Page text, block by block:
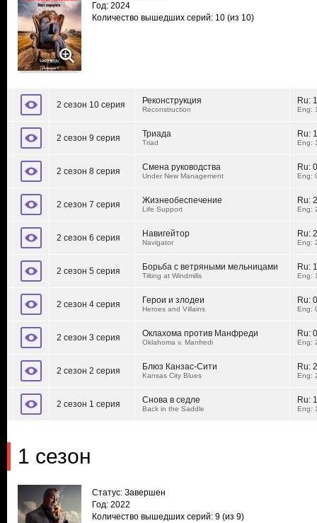
Год: 2024
Количество вышедших серий: 10 (из 10)
2 сезон 10 серия Реконструкция
Reconstruction
Ru:
Eng:
2 сезон 9 серия Триада
Triad
Ru:
Eng:
2 сезон 8 серия Смена руководства
Under New Management
Ru:
Eng:
2 сезон 7 серия Жизнеобеспечение
Life Support
Ru:
Eng:
2 сезон 6 серия Навигейтор
Navigator
Ru:
Eng:
2 сезон 5 серия Борьба с ветряными мельницами
Tilting at Windmills
Ru:
Eng:
2 сезон 4 серия Герои и злодеи
Heroes and Villains
Ru:
Eng:
2 сезон 3 серия Оклахома против Манфреди
Oklahoma v. Manfredi
Ru:
Eng:
2 сезон 2 серия Блюз Канзас-Cити
Kansas City Blues
Ru:
Eng:
2 сезон 1 серия Снова в седле
Back in the Saddle
Ru:
Eng:
1 сезон
Статус: Завершен
Год: 2022
Количество вышедших серий: 9 (из 9)